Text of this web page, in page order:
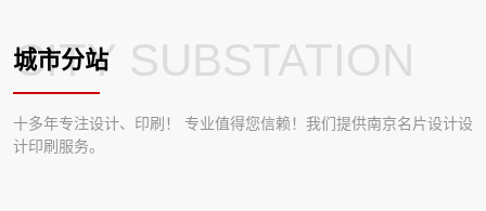
CITY SUBSTATION
城市分站
十多年专注设计、印刷！ 专业值得您信赖！我们提供南京名片设计设
计印刷服务。